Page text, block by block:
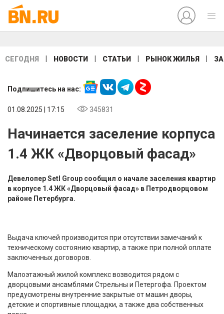
СЕГОДНЯ НОВОСТИ СТАТЬИ РЫНОК ЖИЛЬЯ
Подпишитесь на нас:
01.08.2025 | 17:15 345831
Начинается заселение корпуса
1.4 ЖК «Дворцовый фасад»
Девелопер Setl Group сообщил о начале заселения квартир
в корпусе 1.4 ЖК «Дворцовый фасад» в Петродворцовом
районе Петербурга.
Выдача ключей производится при отсутствии замечаний к
техническому состоянию квартир, а также при полной оплате
заключенных договоров.
Малоэтажный жилой комплекс возводится рядом с
дворцовыми ансамблями Стрельны и Петергофа. Проектом
предусмотрены внутренние закрытые от машин дворы,
детские и спортивные площадки, а также два собственных